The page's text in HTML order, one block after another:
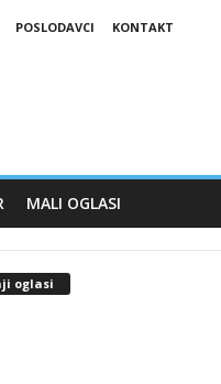
POSLODAVCI
KONTAKT
MALI OGLASI
oglasi